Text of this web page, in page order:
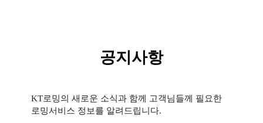
공지사항
KT로밍의 새로운 소식과 함께 고객님들께 필요한
로밍서비스 정보를 알려드립니다.